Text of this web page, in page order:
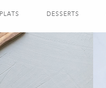
PLATS DESSERTS